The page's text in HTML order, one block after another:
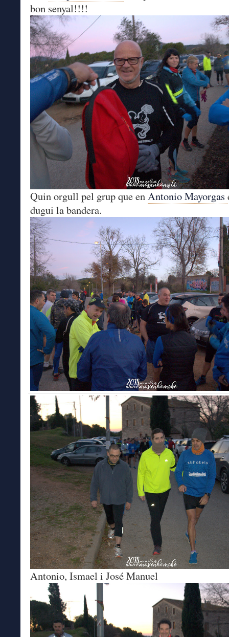
bon senyal!!!!
Quin orgull pel grup que enAntonio Mayorgas
dugui la bandera.
Antonio, Ismael i José Manuel